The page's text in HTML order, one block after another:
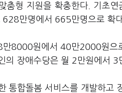
춤형 지원을 확충한다. 기초
628만명에서 665만명으로 확
8000원에서 40만2000원으
의 장애수당은 월 2만원에서 3
통합돌봄 서비스를 개발하고